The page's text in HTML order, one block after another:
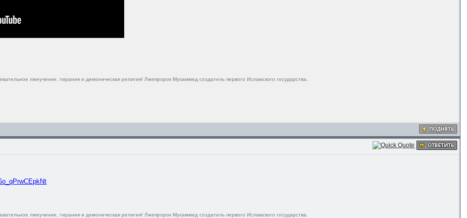
лжеучение, тирания и демоническая религия! Лжепророк Мухаммед создатель первого Исламского государства.
лжеучение, тирания и демоническая религия! Лжепророк Мухаммед создатель первого Исламского государства.